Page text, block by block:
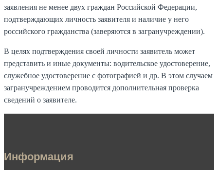
заявления не менее двух граждан Российской Федерации,
подтверждающих личность заявителя и наличие у него
российского гражданства (заверяются в загранучреждении).
В целях подтверждения своей личности заявитель может
представить и иные документы: водительское удостоверение,
служебное удостоверение с фотографией и др. В этом случаем
загранучреждением проводится дополнительная проверка
сведений о заявителе.
Информация